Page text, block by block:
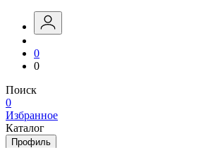
0
0
Поиск
0
Избранное
Каталог
Профиль